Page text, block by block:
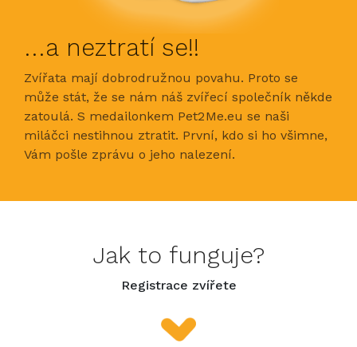
...a neztratí se!!
Zvířata mají dobrodružnou povahu. Proto se
může stát, že se nám náš zvířecí společník někde
zatoulá. S medailonkem Pet2Me.eu se naši
miláčci nestihnou ztratit. První, kdo si ho všimne,
Vám pošle zprávu o jeho nalezení.
Jak to funguje?
Registrace zvířete